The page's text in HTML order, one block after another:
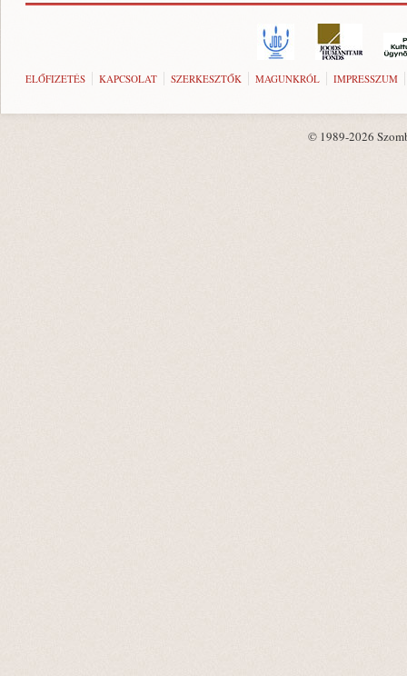
ELŐFIZETÉS KAPCSOLAT SZERKESZTŐK MAGUNKRÓL IMPRESSZUM
© 1989-2026